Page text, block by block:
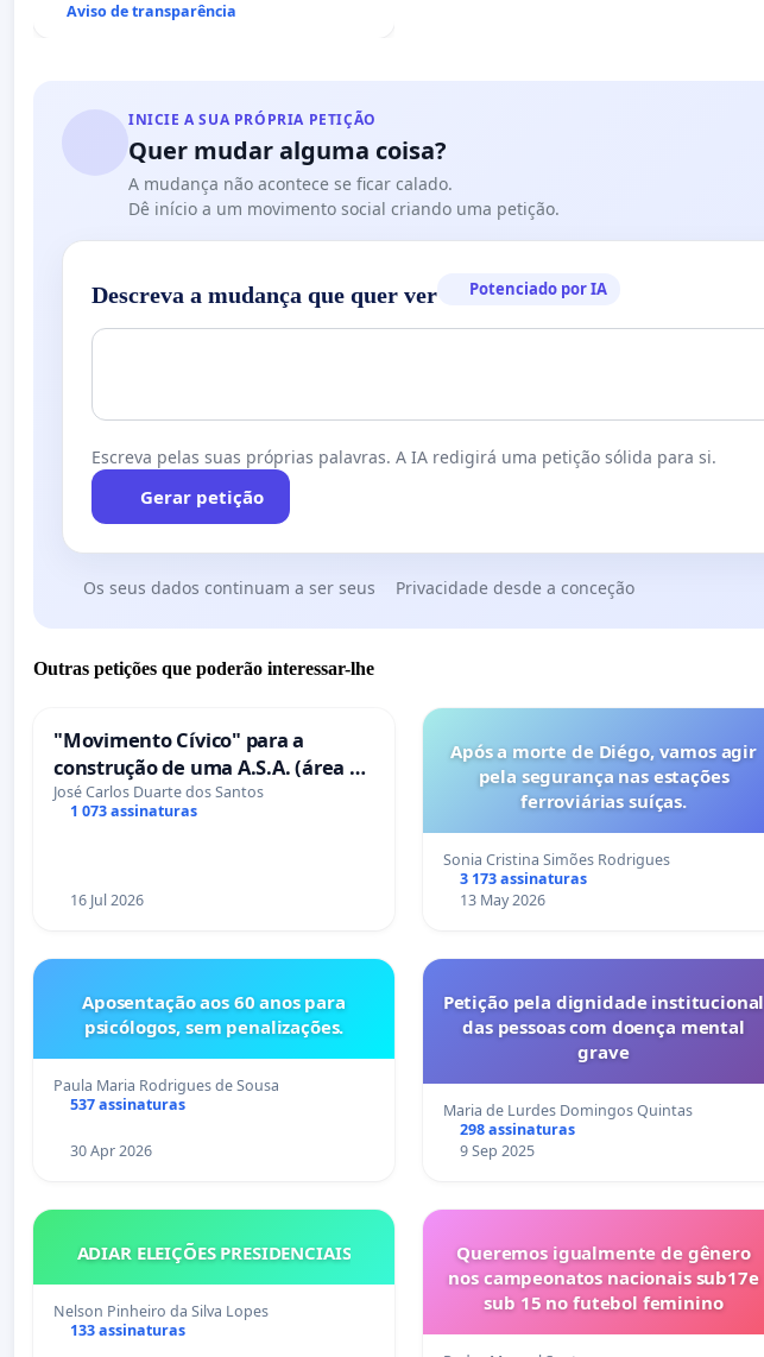
Aviso de transparência
INICIE A SUA PRÓPRIA PETIÇÃO
Quer mudar alguma coisa?
A mudança não acontece se ficar calado.
Dê início a um movimento social criando uma petição.
Descreva a mudança que quer ver Potenciado por IA
Escreva pelas suas próprias palavras. A IA redigirá uma petição sólida para si.
Gerar petição
Os seus dados continuam a ser seus Privacidade desde a conceção
Outras petições que poderão interessar-lhe
"Movimento Cívico" para a
construção de uma A.S.A. (área de
serviços para autocaravanas) em
Coimbra
José Carlos Duarte dos Santos
1 073 assinaturas
16 Jul 2026
Após a morte de Diégo, vamos agir
pela segurança nas estações
ferroviárias suíças.
Sonia Cristina Simões Rodrigues
3 173 assinaturas
13 May 2026
Aposentação aos 60 anos para
psicólogos, sem penalizações.
Paula Maria Rodrigues de Sousa
537 assinaturas
30 Apr 2026
Petição pela dignidade institucional
das pessoas com doença mental
grave
Maria de Lurdes Domingos Quintas
298 assinaturas
9 Sep 2025
ADIAR ELEIÇÕES PRESIDENCIAIS
Nelson Pinheiro da Silva Lopes
133 assinaturas
Queremos igualmente de gênero
nos campeonatos nacionais sub17e
sub 15 no futebol feminino